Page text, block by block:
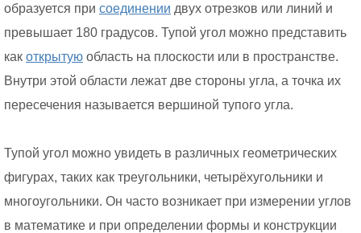
образуется при соединении двух отрезков или линий и
превышает 180 градусов. Тупой угол можно представить
как открытую область на плоскости или в пространстве.
Внутри этой области лежат две стороны угла, а точка их
пересечения называется вершиной тупого угла.
Тупой угол можно увидеть в различных геометрических
фигурах, таких как треугольники, четырёхугольники и
многоугольники. Он часто возникает при измерении углов
в математике и при определении формы и конструкции